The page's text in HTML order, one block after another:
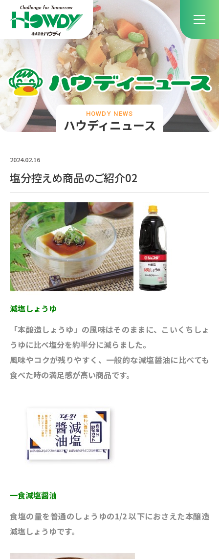
ハウディニュース
HOWDY NEWS
2024.02.16
塩分控えめ商品のご紹介02
減塩しょうゆ
「本醸造しょうゆ」の風味はそのままに、こいくちしょ
うゆに比べ塩分を約半分に減らました。
風味やコクが残りやすく、一般的な減塩醤油に比べても
食べた時の満足感が高い商品です。
一食減塩醤油
食塩の量を普通のしょうゆの1/2 以下におさえた本醸造
減塩しょうゆです。